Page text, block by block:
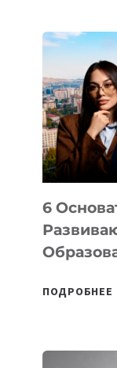
6
ПОДРОБНЕЕ